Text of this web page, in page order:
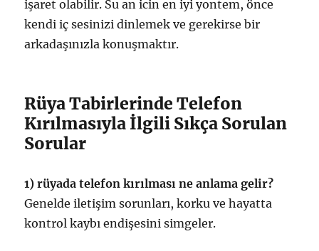
işaret olabilir. Su an icin en iyi yontem, önce
kendi iç sesinizi dinlemek ve gerekirse bir
arkadaşınızla konuşmaktır.
Rüya Tabirlerinde Telefon
Kırılmasıyla İlgili Sıkça Sorulan
Sorular
1) rüyada telefon kırılması ne anlama gelir?
Genelde iletişim sorunları, korku ve hayatta
kontrol kaybı endişesini simgeler.